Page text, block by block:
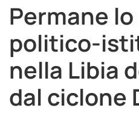
Permane
politico-
nella Libia
dal ciclone